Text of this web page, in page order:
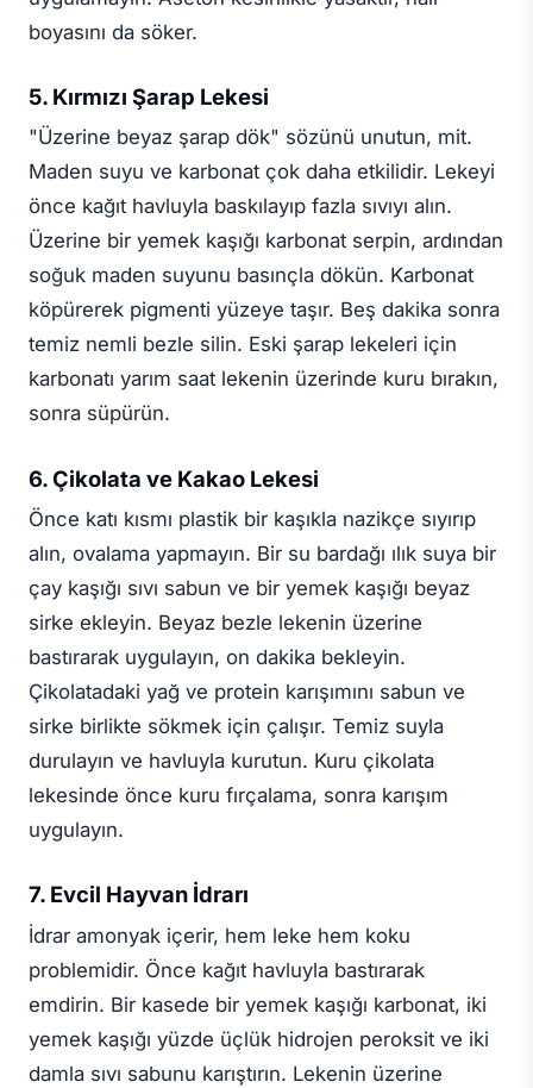
boyasını da söker.
5. Kırmızı Şarap Lekesi
"Üzerine beyaz şarap dök" sözünü unutun, mit.
Maden suyu ve karbonat çok daha etkilidir. Lekeyi
önce kağıt havluyla baskılayıp fazla sıvıyı alın.
Üzerine bir yemek kaşığı karbonat serpin, ardından
soğuk maden suyunu basınçla dökün. Karbonat
köpürerek pigmenti yüzeye taşır. Beş dakika sonra
temiz nemli bezle silin. Eski şarap lekeleri için
karbonatı yarım saat lekenin üzerinde kuru bırakın,
sonra süpürün.
6. Çikolata ve Kakao Lekesi
Önce katı kısmı plastik bir kaşıkla nazikçe sıyırıp
alın, ovalama yapmayın. Bir su bardağı ılık suya bir
çay kaşığı sıvı sabun ve bir yemek kaşığı beyaz
sirke ekleyin. Beyaz bezle lekenin üzerine
bastırarak uygulayın, on dakika bekleyin.
Çikolatadaki yağ ve protein karışımını sabun ve
sirke birlikte sökmek için çalışır. Temiz suyla
durulayın ve havluyla kurutun. Kuru çikolata
lekesinde önce kuru fırçalama, sonra karışım
uygulayın.
7. Evcil Hayvan İdrarı
İdrar amonyak içerir, hem leke hem koku
problemidir. Önce kağıt havluyla bastırarak
emdirin. Bir kasede bir yemek kaşığı karbonat, iki
yemek kaşığı yüzde üçlük hidrojen peroksit ve iki
damla sıvı sabunu karıştırın. Lekenin üzerine